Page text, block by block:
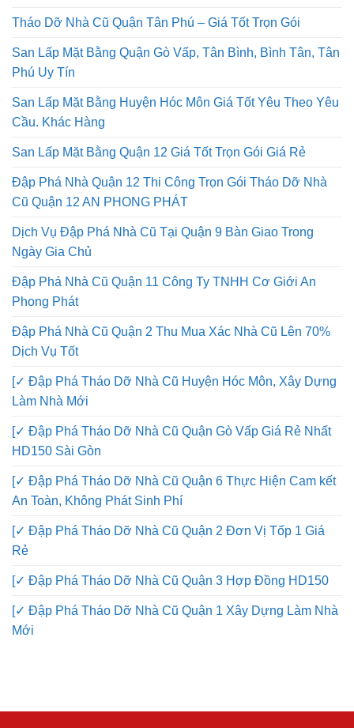
Tháo Dỡ Nhà Cũ Quận Tân Phú – Giá Tốt Trọn Gói
San Lấp Mặt Bằng Quận Gò Vấp, Tân Bình, Bình Tân, Tân
Phú Uy Tín
San Lấp Mặt Bằng Huyện Hóc Môn Giá Tốt Yêu Theo Yêu
Cầu. Khác Hàng
San Lấp Mặt Bằng Quận 12 Giá Tốt Trọn Gói Giá Rẻ
Đập Phá Nhà Quận 12 Thi Công Trọn Gói Tháo Dỡ Nhà
Cũ Quận 12 AN PHONG PHÁT
Dịch Vụ Đập Phá Nhà Cũ Tại Quận 9 Bàn Giao Trong
Ngày Gia Chủ
Đập Phá Nhà Cũ Quận 11 Công Ty TNHH Cơ Giới An
Phong Phát
Đập Phá Nhà Cũ Quận 2 Thu Mua Xác Nhà Cũ Lên 70%
Dịch Vụ Tốt
[✓ Đập Phá Tháo Dỡ Nhà Cũ Huyện Hóc Môn, Xây Dựng
Làm Nhà Mới
[✓ Đập Phá Tháo Dỡ Nhà Cũ Quận Gò Vấp Giá Rẻ Nhất
HD150 Sài Gòn
[✓ Đập Phá Tháo Dỡ Nhà Cũ Quận 6 Thực Hiện Cam kết
An Toàn, Không Phát Sinh Phí
[✓ Đập Phá Tháo Dỡ Nhà Cũ Quận 2 Đơn Vị Tốp 1 Giá
Rẻ
[✓ Đập Phá Tháo Dỡ Nhà Cũ Quận 3 Hợp Đồng HD150
[✓ Đập Phá Tháo Dỡ Nhà Cũ Quận 1 Xây Dựng Làm Nhà
Mới